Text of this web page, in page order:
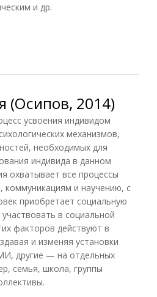
и др.
(Осипов, 2014)
усвоения индивидом
механизмов,
необходимых для
индивида в данном
охватывает все процессы
коммуникациям и научению, с
приобретает социальную
в социальной
факторов действуют в
и изменяя установки
другие — на отдельных
семья, школа, группы